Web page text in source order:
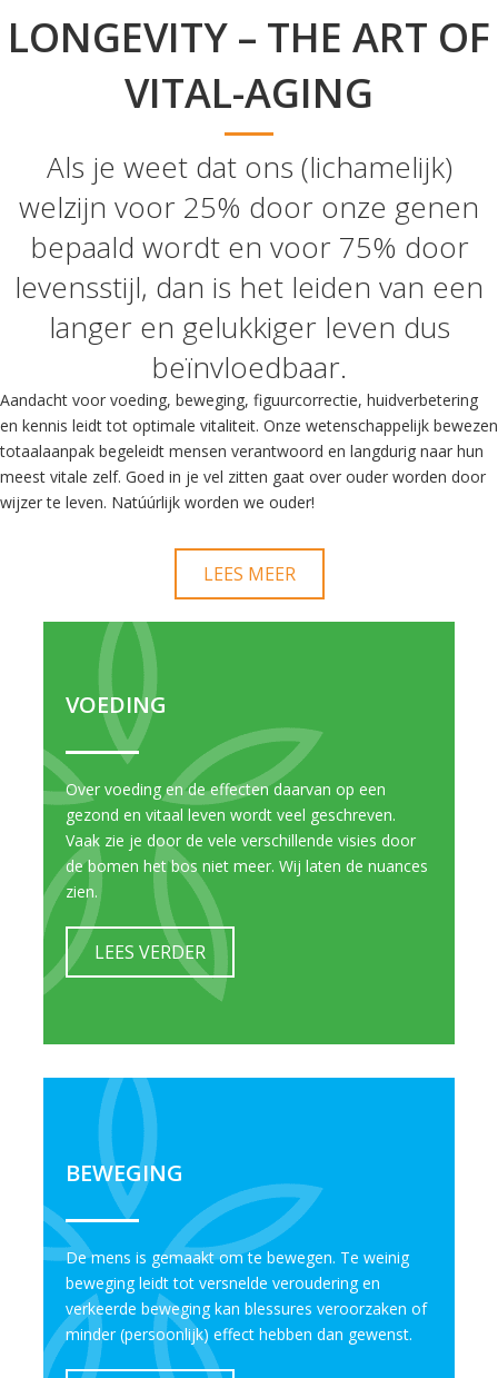
LONGEVITY – THE ART OF
VITAL-AGING
Als je weet dat ons (lichamelijk)
welzijn voor 25% door onze genen
bepaald wordt en voor 75% door
levensstijl, dan is het leiden van een
langer en gelukkiger leven dus
beïnvloedbaar.
Aandacht voor voeding, beweging, figuurcorrectie, huidverbetering
en kennis leidt tot optimale vitaliteit. Onze wetenschappelijk bewezen
totaalaanpak begeleidt mensen verantwoord en langdurig naar hun
meest vitale zelf. Goed in je vel zitten gaat over ouder worden door
wijzer te leven. Natúúrlijk worden we ouder!
LEES MEER
VOEDING
Over voeding en de effecten daarvan op een
gezond en vitaal leven wordt veel geschreven.
Vaak zie je door de vele verschillende visies door
de bomen het bos niet meer. Wij laten de nuances
zien.
LEES VERDER
BEWEGING
De mens is gemaakt om te bewegen. Te weinig
beweging leidt tot versnelde veroudering en
verkeerde beweging kan blessures veroorzaken of
minder (persoonlijk) effect hebben dan gewenst.